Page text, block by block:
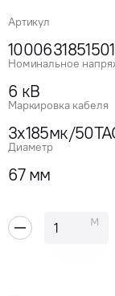
Артикул
Номинальное
6 кВ
Маркировка кабеля
3x185мк/
Диаметр
67 мм
м